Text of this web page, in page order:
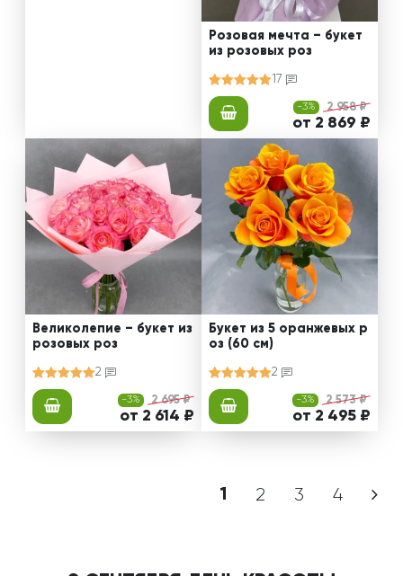
Розовая мечта – букет
из розовых роз
17
-3% 2 958 ₽
от 2 869 ₽
Великолепие – букет из
розовых роз
2
-3% 2 695 ₽
от 2 614 ₽
Букет из 5 оранжевых р
оз (60 см)
2
-3% 2 573 ₽
от 2 495 ₽
1 2 3 4